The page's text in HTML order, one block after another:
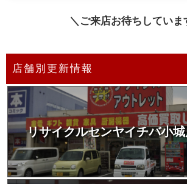
＼ご来店お待ちしていま
店舗別更新情報
リサイクルセンヤイチバ小